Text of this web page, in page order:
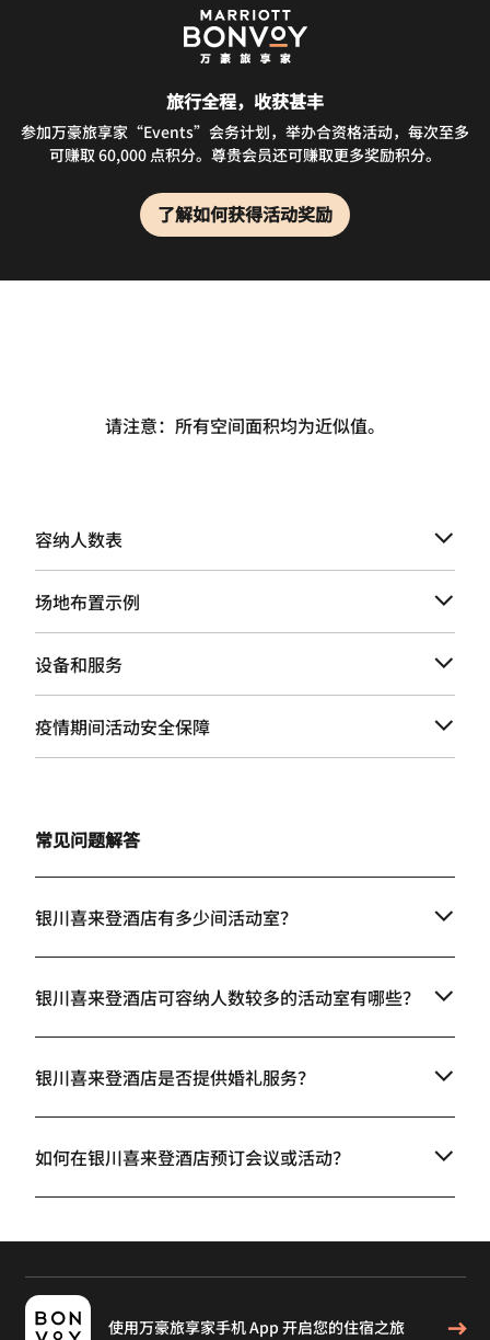
旅行全程，收获甚丰
参加万豪旅享家“Events”会务计划，举办合资格活动，每次至多
可赚取 60,000 点积分。尊贵会员还可赚取更多奖励积分。
了解如何获得活动奖励
请注意：所有空间面积均为近似值。
容纳人数表
场地布置示例
设备和服务
疫情期间活动安全保障
常见问题解答
银川喜来登酒店有多少间活动室？
银川喜来登酒店可容纳人数较多的活动室有哪些？
银川喜来登酒店是否提供婚礼服务？
如何在银川喜来登酒店预订会议或活动？
使用万豪旅享家手机 App 开启您的住宿之旅